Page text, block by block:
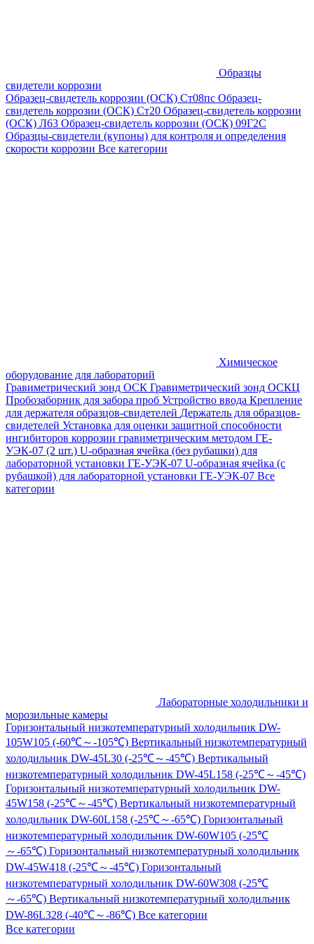
Образцы
свидетели коррозии
Образец-свидетель коррозии (ОСК) Ст08пс Образец-
свидетель коррозии (ОСК) Ст20 Образец-свидетель коррозии
(ОСК) Л63 Образец-свидетель коррозии (ОСК) 09Г2С
Образцы-свидетели (купоны) для контроля и определения
скорости коррозии Все категории
Химическое
оборудование для лабораторий
Гравиметрический зонд ОСК Гравиметрический зонд ОСКЦ
Пробозаборник для забора проб Устройство ввода Крепление
для держателя образцов-свидетелей Держатель для образцов-
свидетелей Установка для оценки защитной способности
ингибиторов коррозии гравиметрическим методом ГЕ-
УЭК-07 (2 шт.) U-образная ячейка (без рубашки) для
лабораторной установки ГЕ-УЭК-07 U-образная ячейка (с
рубашкой) для лабораторной установки ГЕ-УЭК-07 Все
категории
Лабораторные холодильники и
морозильные камеры
Горизонтальный низкотемпературный холодильник DW-
105W105 (-60℃～-105℃) Вертикальный низкотемпературный
холодильник DW-45L30 (-25℃～-45℃) Вертикальный
низкотемпературный холодильник DW-45L158 (-25℃～-45℃)
Горизонтальный низкотемпературный холодильник DW-
45W158 (-25℃～-45℃) Вертикальный низкотемпературный
холодильник DW-60L158 (-25℃～-65℃) Горизонтальный
низкотемпературный холодильник DW-60W105 (-25℃
～-65℃) Горизонтальный низкотемпературный холодильник
DW-45W418 (-25℃～-45℃) Горизонтальный
низкотемпературный холодильник DW-60W308 (-25℃
～-65℃) Вертикальный низкотемпературный холодильник
DW-86L328 (-40℃～-86℃) Все категории
Все категории